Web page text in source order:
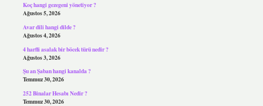
Koç hangi gezegeni yönetiyor ?
Ağustos 5, 2026
Avar dili hangi dilde ?
Ağustos 4, 2026
4 harfli asalak bir böcek türü nedir ?
Ağustos 3, 2026
Şu an Şaban hangi kanalda ?
Temmuz 30, 2026
252 Binalar Hesabı Nedir ?
Temmuz 30, 2026